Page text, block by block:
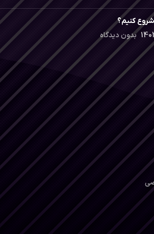
شروع کنیم؟
بدون دیدگاه